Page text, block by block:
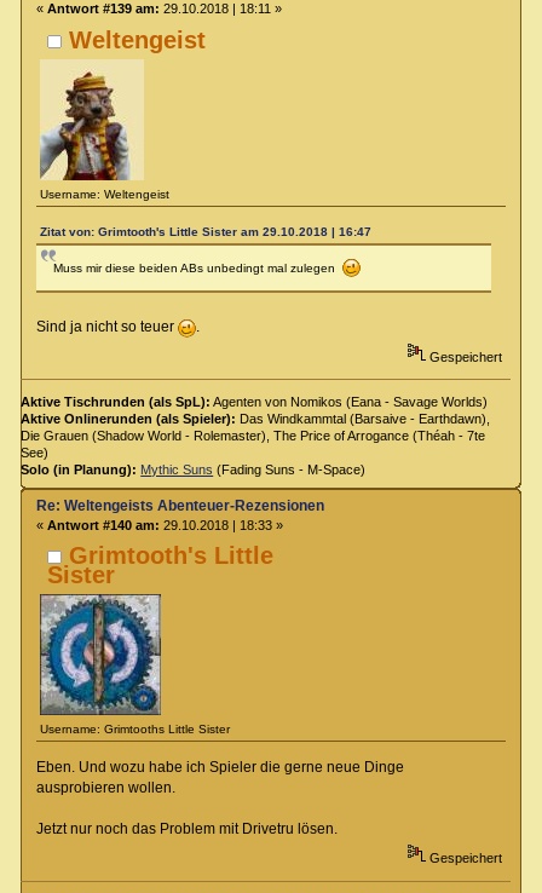
Weltengeist
Username: Weltengeist
« Antwort #139 am: 29.10.2018 | 18:11 »
Zitat von: Grimtooth's Little Sister am 29.10.2018 | 16:47
Muss mir diese beiden ABs unbedingt mal zulegen
Sind ja nicht so teuer .
Gespeichert
Aktive Tischrunden (als SpL): Agenten von Nomikos (Eana - Savage Worlds)
Aktive Onlinerunden (als Spieler): Das Windkammtal (Barsaive - Earthdawn),
Die Grauen (Shadow World - Rolemaster), The Price of Arrogance (Théah - 7te
See)
Solo (in Planung): Mythic Suns (Fading Suns - M-Space)
Grimtooth's Little
Sister
Username: Grimtooths Little Sister
Re: Weltengeists Abenteuer-Rezensionen
« Antwort #140 am: 29.10.2018 | 18:33 »
Eben. Und wozu habe ich Spieler die gerne neue Dinge
ausprobieren wollen.
Jetzt nur noch das Problem mit Drivetru lösen.
Gespeichert